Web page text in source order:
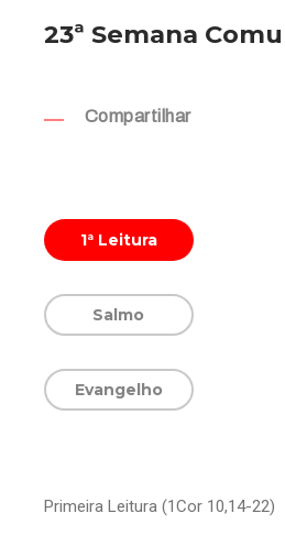
23ª Semana
Compartilhar
1ª Leitura
Salmo
Evangelho
Primeira Leitura (1Cor 10,14-22)